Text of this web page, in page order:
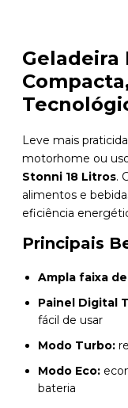
Geladeira
Leve mais
motorhome ou
Stonni 18 Litros.
alimentos e
eficiência
Principais
Ampla faixa
Painel Digital
fácil de usar
Modo Turbo:
Modo Eco:
bateria